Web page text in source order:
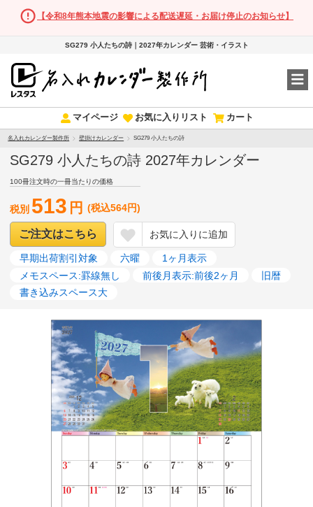
【令和8年熊本地震の影響による配送遅延・お届け停止のお知らせ】
SG279 小人たちの詩｜2027年カレンダー 芸術・イラスト
マイページ お気に入りリスト カート
名入れカレンダー製作所 壁掛けカレンダー SG279 小人たちの詩
SG279 小人たちの詩 2027年カレンダー
100冊注文時の一冊当たりの価格
税別 513 円 (税込564円)
ご注文はこちら お気に入りに追加
早期出荷割引対象 六曜
1ヶ月表示
メモスペース:罫線無し
前後月表示:前後2ヶ月
旧暦
書き込みスペース大